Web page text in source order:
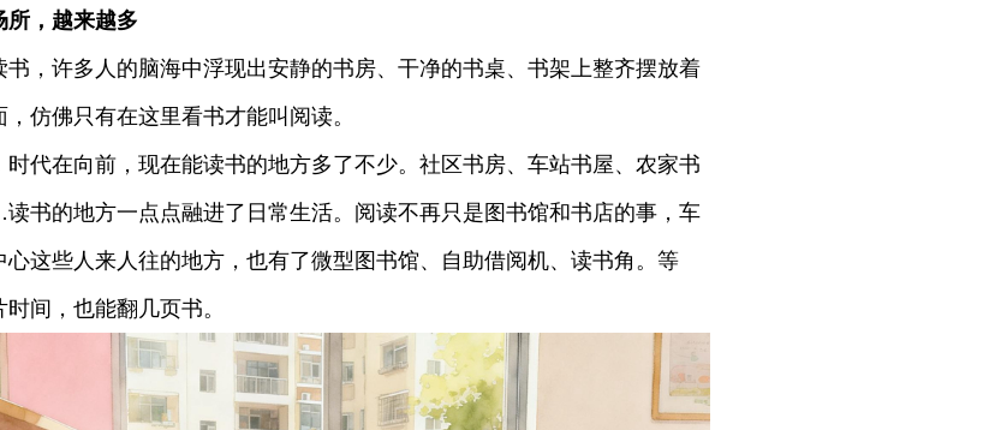
所，越来越多
许多人的脑海中浮现出安静的书房、干净的书桌、书架上整齐摆放着
仿佛只有在这里看书才能叫阅读。
在向前，现在能读书的地方多了不少。社区书房、车站书屋、农家书
书的地方一点点融进了日常生活。阅读不再只是图书馆和书店的事，车
心这些人来人往的地方，也有了微型图书馆、自助借阅机、读书角。等
间，也能翻几页书。